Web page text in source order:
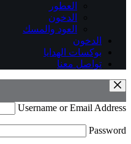
العطور
الدخون
العود والمسك
الدخون
بوكسات الهدايا
تواصل معنا
Username or Email Address
Password